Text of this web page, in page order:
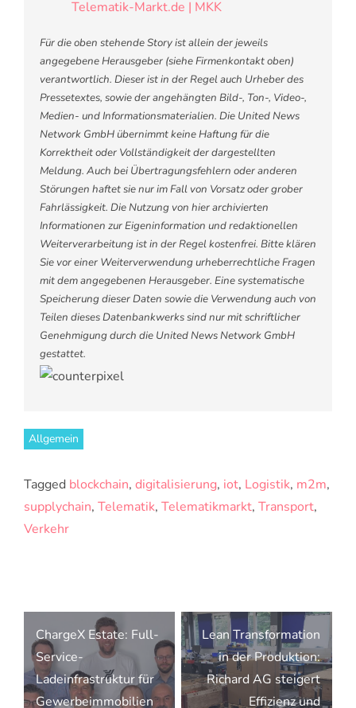
Telematik-Markt.de | MKK
Für die oben stehende Story ist allein der jeweils
angegebene Herausgeber (siehe Firmenkontakt oben)
verantwortlich. Dieser ist in der Regel auch Urheber des
Pressetextes, sowie der angehängten Bild-, Ton-, Video-,
Medien- und Informationsmaterialien. Die United News
Network GmbH übernimmt keine Haftung für die
Korrektheit oder Vollständigkeit der dargestellten
Meldung. Auch bei Übertragungsfehlern oder anderen
Störungen haftet sie nur im Fall von Vorsatz oder grober
Fahrlässigkeit. Die Nutzung von hier archivierten
Informationen zur Eigeninformation und redaktionellen
Weiterverarbeitung ist in der Regel kostenfrei. Bitte klären
Sie vor einer Weiterverwendung urheberrechtliche Fragen
mit dem angegebenen Herausgeber. Eine systematische
Speicherung dieser Daten sowie die Verwendung auch von
Teilen dieses Datenbankwerks sind nur mit schriftlicher
Genehmigung durch die United News Network GmbH
gestattet.
Allgemein
Tagged blockchain, digitalisierung, iot, Logistik, m2m,
supplychain, Telematik, Telematikmarkt, Transport,
Verkehr
Beitragsnavigation
ChargeX Estate: Full-
Service-
Ladeinfrastruktur für
Gewerbeimmobilien
Lean Transformation
in der Produktion:
Richard AG steigert
Effizienz und